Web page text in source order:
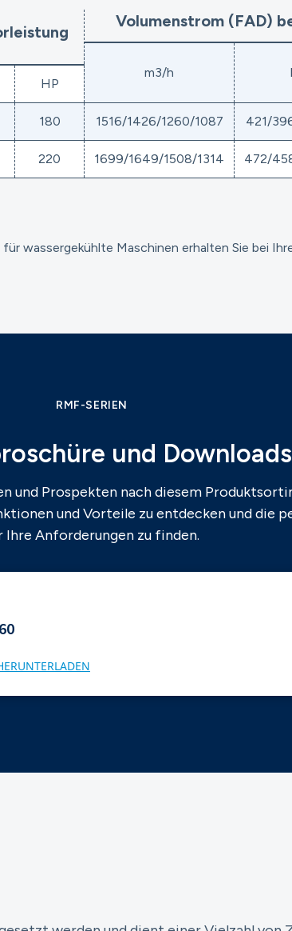
Volumenstrom (FAD)
m3/h
HP
180 1516/1426/1260/1087 421/
220 1699/1649/1508/1314 472/
wassergekühlte Maschinen erhalten Sie bei
RMF-SERIEN
und Downloads
und Prospekten nach diesem
und Vorteile zu entdecken und die
Ihre Anforderungen zu finden.